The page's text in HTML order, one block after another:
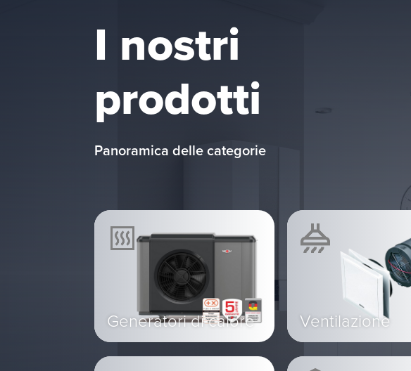
I nostri
prodotti
Panoramica delle categorie
Generatori di calore Ventilazione